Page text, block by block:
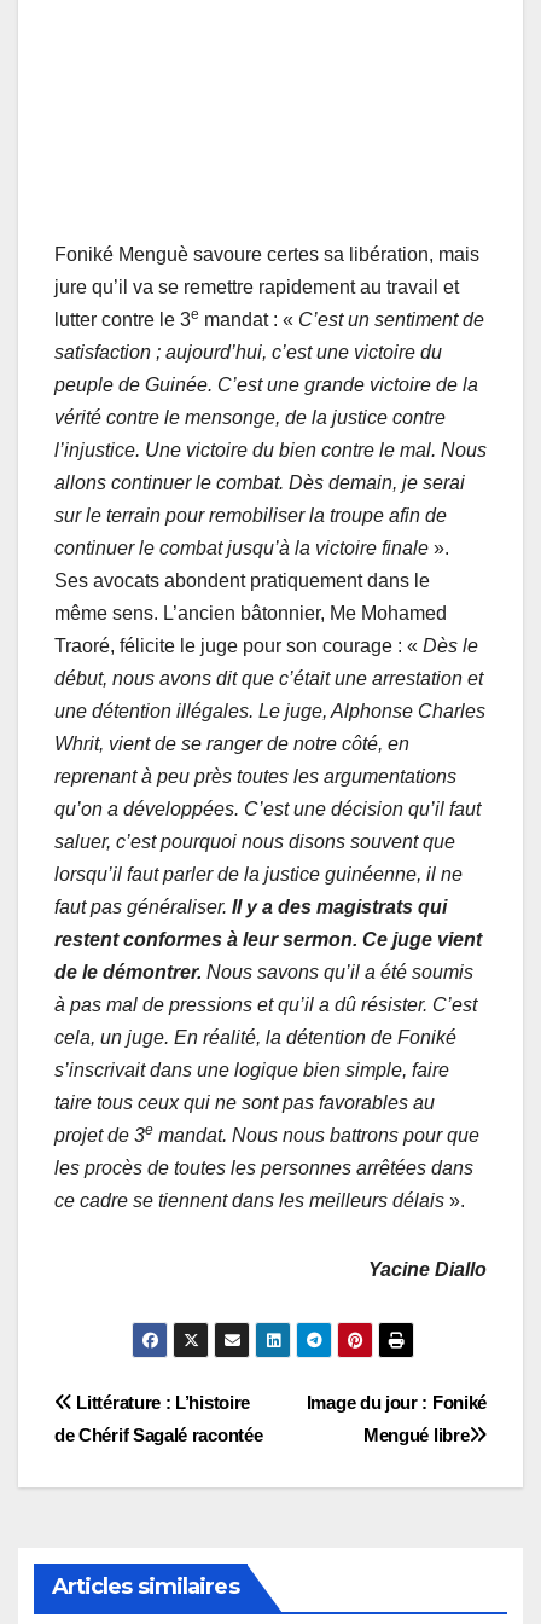
Foniké Menguè savoure certes sa libération, mais
jure qu’il va se remettre rapidement au travail et
lutter contre le 3e mandat : « C’est un sentiment de
satisfaction ; aujourd’hui, c’est une victoire du
peuple de Guinée. C’est une grande victoire de la
vérité contre le mensonge, de la justice contre
l’injustice. Une victoire du bien contre le mal. Nous
allons continuer le combat. Dès demain, je serai
sur le terrain pour remobiliser la troupe afin de
continuer le combat jusqu’à la victoire finale ».
Ses avocats abondent pratiquement dans le
même sens. L’ancien bâtonnier, Me Mohamed
Traoré, félicite le juge pour son courage : « Dès le
début, nous avons dit que c’était une arrestation et
une détention illégales. Le juge, Alphonse Charles
Whrit, vient de se ranger de notre côté, en
reprenant à peu près toutes les argumentations
qu’on a développées. C’est une décision qu’il faut
saluer, c’est pourquoi nous disons souvent que
lorsqu’il faut parler de la justice guinéenne, il ne
faut pas généraliser. Il y a des magistrats qui
restent conformes à leur sermon. Ce juge vient
de le démontrer. Nous savons qu’il a été soumis
à pas mal de pressions et qu’il a dû résister. C’est
cela, un juge. En réalité, la détention de Foniké
s’inscrivait dans une logique bien simple, faire
taire tous ceux qui ne sont pas favorables au
projet de 3e mandat. Nous nous battrons pour que
les procès de toutes les personnes arrêtées dans
ce cadre se tiennent dans les meilleurs délais ».
Yacine Diallo
Navigation
Image du jour : Foniké
Mengué libre
Littérature : L’histoire
de Chérif Sagalé racontée
Articles similaires